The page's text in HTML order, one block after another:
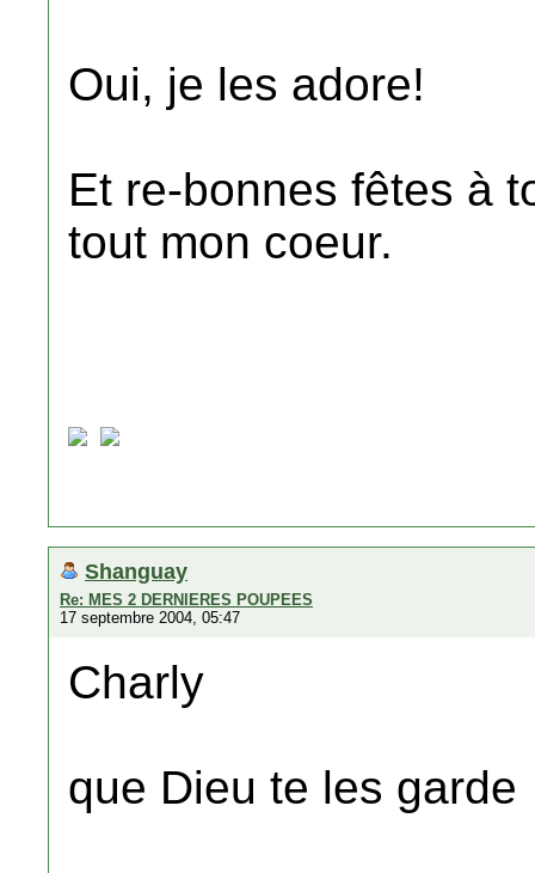
Oui, je les adore!
Et re-bonnes fêtes à
tout mon coeur.
Shanguay
Re: MES 2 DERNIERES POUPEES
17 septembre 2004, 05:47
Charly
que Dieu te les garde